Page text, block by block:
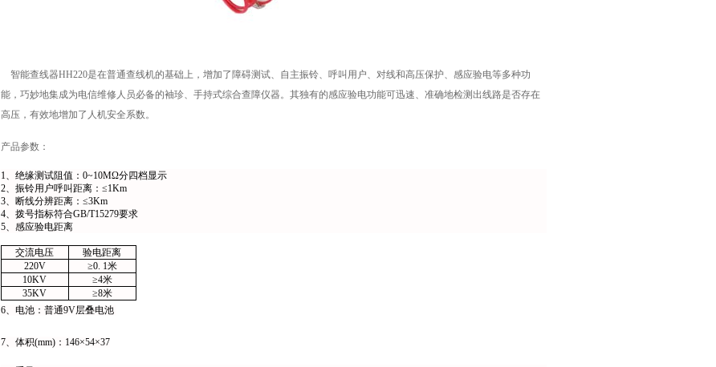
智能查线器HH220是在普通查线机的基础上，增加了障碍测试、自主振铃、呼叫用户、对线和高压保护、感应验电等多种功
能，巧妙地集成为电信维修人员必备的袖珍、手持式综合查障仪器。其独有的感应验电功能可迅速、准确地检测出线路是否存在
高压，有效地增加了人机安全系数。
产品参数：
1、绝缘测试阻值：0~10MΩ分四档显示
2、振铃用户呼叫距离：≤1Km
3、断线分辨距离：≤3Km
4、拨号指标符合GB/T15279要求
5、感应验电距离
交流电压
验电距离
220V
≥0. 1米
10KV
≥4米
35KV
≥8米
6、电池：普通9V层叠电池
7、体积(mm)：146×54×37